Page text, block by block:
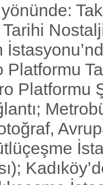
Tarihi
Platformu
Platformu